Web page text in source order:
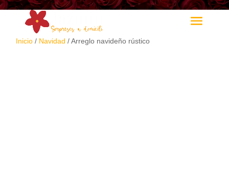
Inicio / Navidad / Arreglo navideño rústico